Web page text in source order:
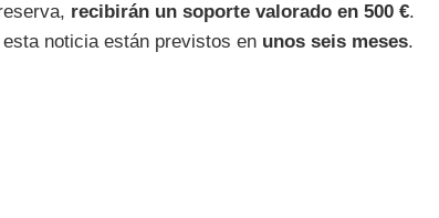
recibirán un soporte valorado en 500 €.
noticia están previstos en unos seis meses.